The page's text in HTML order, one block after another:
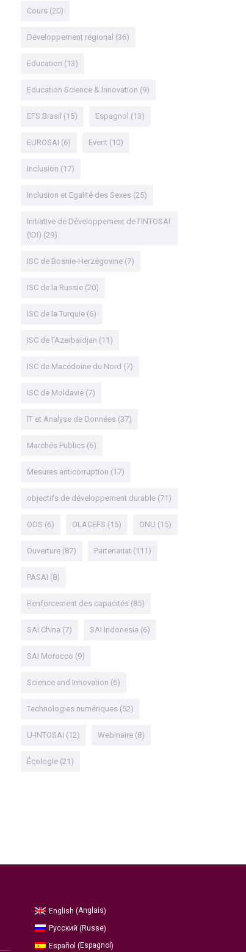
Cours(20)
Développement régional (36)
Education (13)
Education Science & Innovation (9)
EFS Brasil (15) Espagnol (13)
EUROSAI (6) Event (10)
Inclusion (17)
Inclusion et Egalité des Sexes(25)
Initiative de Développement de l’INTOSAI
(IDI) (29)
ISC de Bosnie-Herzégovine(7)
ISC de la Russie(20)
ISC de la Turquie(6)
ISC de l’Azerbaïdjan (11)
ISC de Macédoine du Nord (7)
ISC de Moldavie(7)
IT et Analyse de Données(37)
Marchés Publics(6)
Mesures anticorruption (17)
objectifs de développement durable(71)
ODS (6) OLACEFS (15) ONU (15)
Ouverture(87) Partenariat (111)
PASAI (8)
Renforcement des capacités(85)
SAI China (7) SAI Indonesia (6)
SAI Morocco (9)
Science and Innovation (6)
Technologies numériques(52)
U-INTOSAI (12) Webinaire(8)
Écologie(21)
English (Anglais)
Русский (Russe)
Español (Espagnol )